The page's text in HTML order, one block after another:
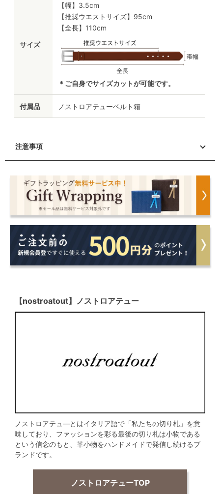
サイズ
【幅】3.5cm
【推奨ウエストサイズ】95cm
【全長】110cm
＊ご自身でサイズカットが可能です。
付属品 ノストロアテューベルト箱
注意事項
【nostroatout】ノストロアテュー
ノストロアテュ―とはイタリア語で「私たちの切り札」を意
味しており、ファッションを彩る最後の切り札は小物である
という信念のもと、革小物をハンドメイドで発信し続けるブ
ランドです。
ノストロアテューTOP